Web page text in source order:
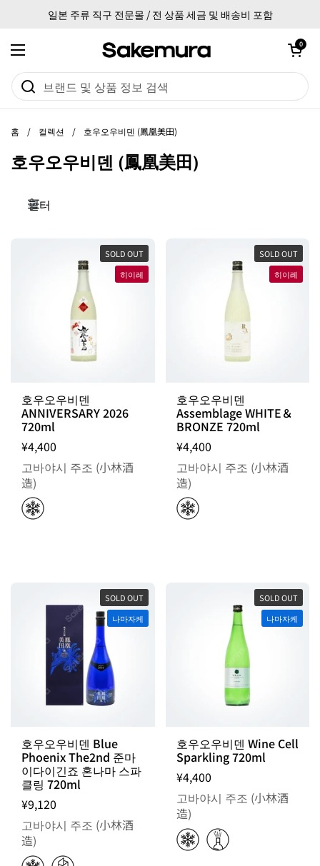
일본 주류 직구 전문몰 / 전 상품 세금 및 배송비 포함
메뉴 열기
카트 열기
0
홈 / 컬렉션 / 호우오우비덴 (鳳凰美田)
호우오우비덴 (鳳凰美田)
필터
호우오우비덴
ANNIVERSARY 2026
720ml
¥4,400
고바야시 주조 (小林酒
造)
SOLD OUT
히이레
호우오우비덴
Assemblage WHITE＆
BRONZE 720ml
¥4,400
고바야시 주조 (小林酒
造)
SOLD OUT
히이레
호우오우비덴 Blue
Phoenix The2nd 준마
이다이긴죠 혼나마 스파
클링 720ml
¥9,120
고바야시 주조 (小林酒
造)
SOLD OUT
나마자케
호우오우비덴 Wine Cell
Sparkling 720ml
¥4,400
고바야시 주조 (小林酒
造)
SOLD OUT
나마자케